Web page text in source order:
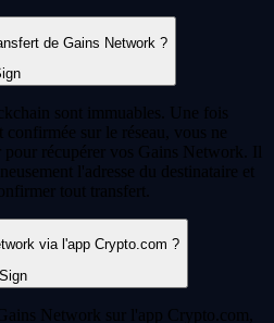
de Gains Network ?
sont immuables. Une fois
sur le réseau, vous ne
récupérer vos Gains Network. Il
l'adresse du destinataire et
tout transfert.
via l'app Crypto.com ?
Network sur l'app Crypto.com,